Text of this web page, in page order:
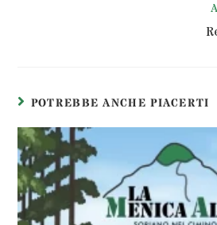
POTREBBE ANCHE PIACERTI